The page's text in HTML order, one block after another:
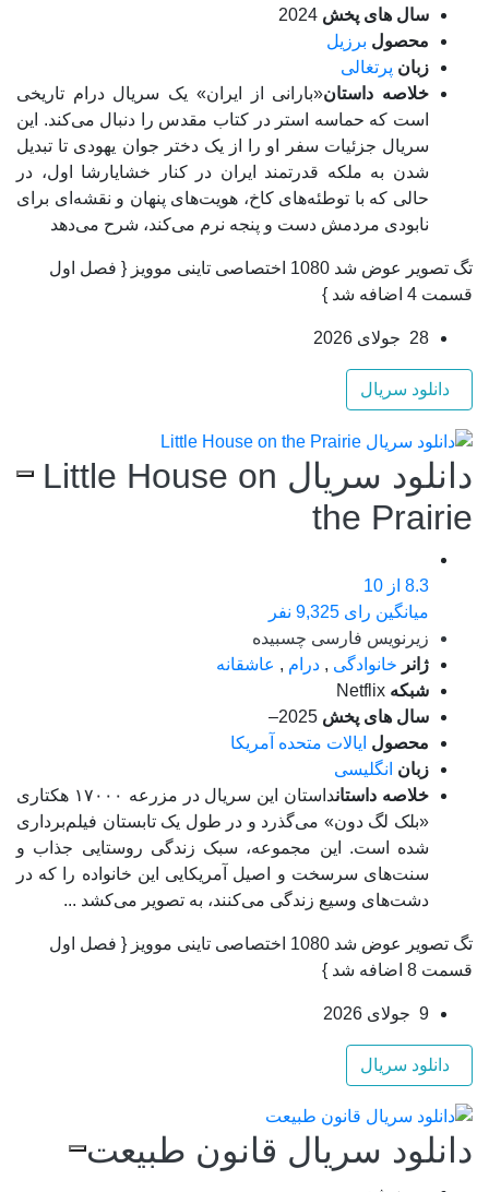
سال های پخش 2024
محصول برزیل
زبان پرتغالی
خلاصه داستان«بارانی از ایران» یک سریال درام تاریخی
است که حماسه استر در کتاب مقدس را دنبال می‌کند. این
سریال جزئیات سفر او را از یک دختر جوان یهودی تا تبدیل
شدن به ملکه قدرتمند ایران در کنار خشایارشا اول، در
حالی که با توطئه‌های کاخ، هویت‌های پنهان و نقشه‌ای برای
نابودی مردمش دست و پنجه نرم می‌کند، شرح می‌دهد
تگ تصویر عوض شد 1080 اختصاصی تاینی موویز { فصل اول
قسمت 4 اضافه شد }
28 جولای 2026
دانلود سریال
دانلود سریال Little House on
the Prairie
8.3 از 10
میانگین رای 9,325 نفر
زیرنویس فارسی چسبیده
ژانر خانوادگی , درام , عاشقانه
شبکه Netflix
سال های پخش 2025–
محصول ایالات متحده آمریکا
زبان انگلیسی
خلاصه داستان
داستان این سریال در مزرعه ۱۷۰۰۰ هکتاری
«بلک لگ دون» می‌گذرد و در طول یک تابستان فیلم‌برداری
شده است. این مجموعه، سبک زندگی روستایی جذاب و
سنت‌های سرسخت و اصیل آمریکایی این خانواده را که در
دشت‌های وسیع زندگی می‌کنند، به تصویر می‌کشد ...
تگ تصویر عوض شد 1080 اختصاصی تاینی موویز { فصل اول
قسمت 8 اضافه شد }
9 جولای 2026
دانلود سریال
دانلود سریال قانون طبیعت